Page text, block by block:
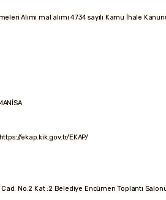
Alımı mal alımı 4734 sayılı Kamu İhale
ekap.kik.gov.tr/EKAP/
No:2 Kat :2 Belediye Encümen Toplantı